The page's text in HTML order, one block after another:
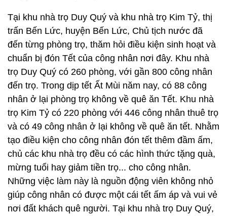
Tại khu nhà trọ Duy Quý và khu nhà trọ Kim Tỷ, thị
trấn Bến Lức, huyện Bến Lức, Chủ tịch nước đã
đến từng phòng trọ, thăm hỏi điều kiện sinh hoạt và
chuẩn bị đón Tết của công nhân nơi đây. Khu nhà
trọ Duy Quý có 260 phòng, với gần 800 công nhân
đến trọ. Trong dịp tết Ất Mùi năm nay, có 88 công
nhân ở lại phòng trọ không về quê ăn Tết. Khu nhà
trọ Kim Tỷ có 220 phòng với 446 công nhân thuê trọ
và có 49 công nhân ở lại không về quê ăn tết. Nhằm
tạo điều kiện cho công nhân đón tết thêm đầm ấm,
chủ các khu nhà trọ đều có các hình thức tặng quà,
mừng tuổi hay giảm tiền trọ... cho công nhân.
Những việc làm này là nguồn động viên không nhỏ
giúp công nhân có được một cái tết ấm áp và vui vẻ
nơi đất khách quê người. Tại khu nhà trọ Duy Quý,